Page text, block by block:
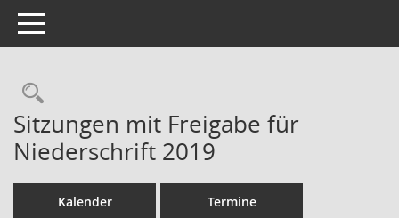
Toggle navigation
Rechercheauswahl
Sitzungen mit Freigabe für
Niederschrift 2019
Kalender Termine